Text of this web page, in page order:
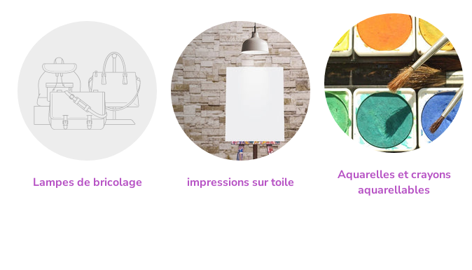
Lampes de bricolage impressions sur toile
Aquarelles et crayons
aquarellables